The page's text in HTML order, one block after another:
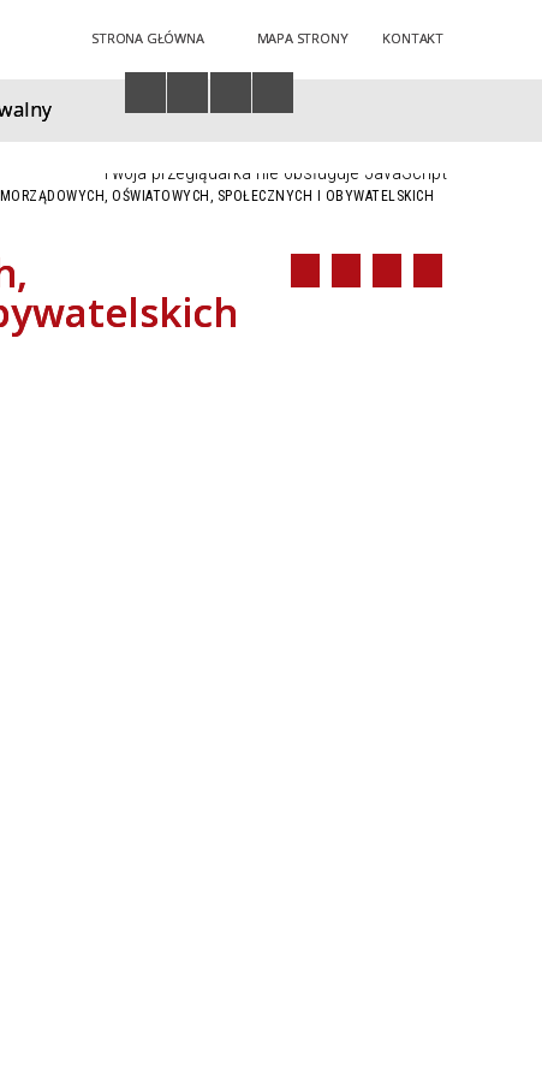
STRONA GŁÓWNA MAPA STRONY KONTAKT
Twoja przeglądarka nie obsługuje JavaScript
OŚWIATOWYCH, SPOŁECZNYCH I OBYWATELSKICH